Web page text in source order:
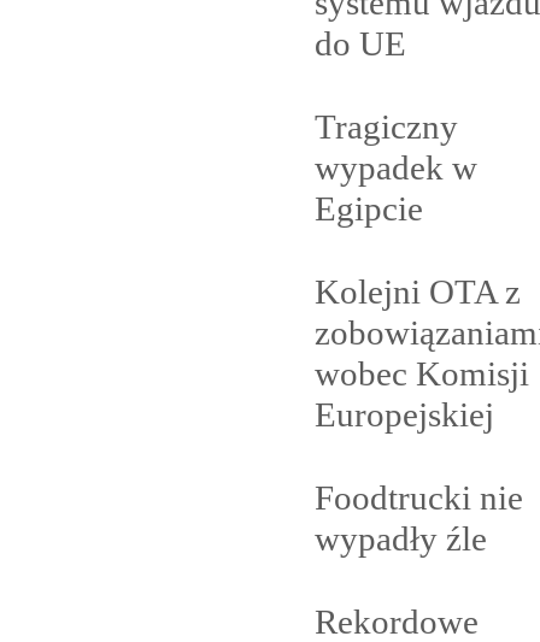
do UE
Tragiczny
wypadek w
Egipcie
Kolejni OTA z
wobec Komisji
Europejskiej
Foodtrucki nie
wypadły źle
Rekordowe